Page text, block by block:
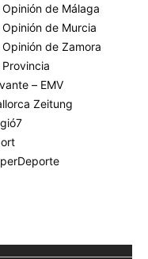
Opinión de Málaga
Opinión de Murcia
Opinión de Zamora
Provincia
– EMV
Zeitung